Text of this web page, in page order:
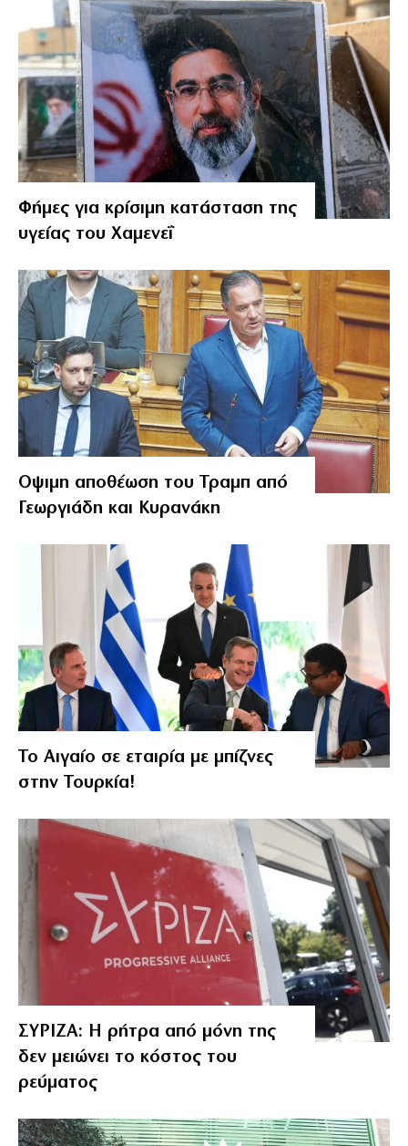
Φήμες για κρίσιμη κατάσταση της
υγείας του Χαμενεΐ
Οψιμη αποθέωση του Τραμπ από
Γεωργιάδη και Κυρανάκη
Το Αιγαίο σε εταιρία με μπίζνες
στην Τουρκία!
ΣΥΡΙΖΑ: Η ρήτρα από μόνη της
δεν μειώνει το κόστος του
ρεύματος